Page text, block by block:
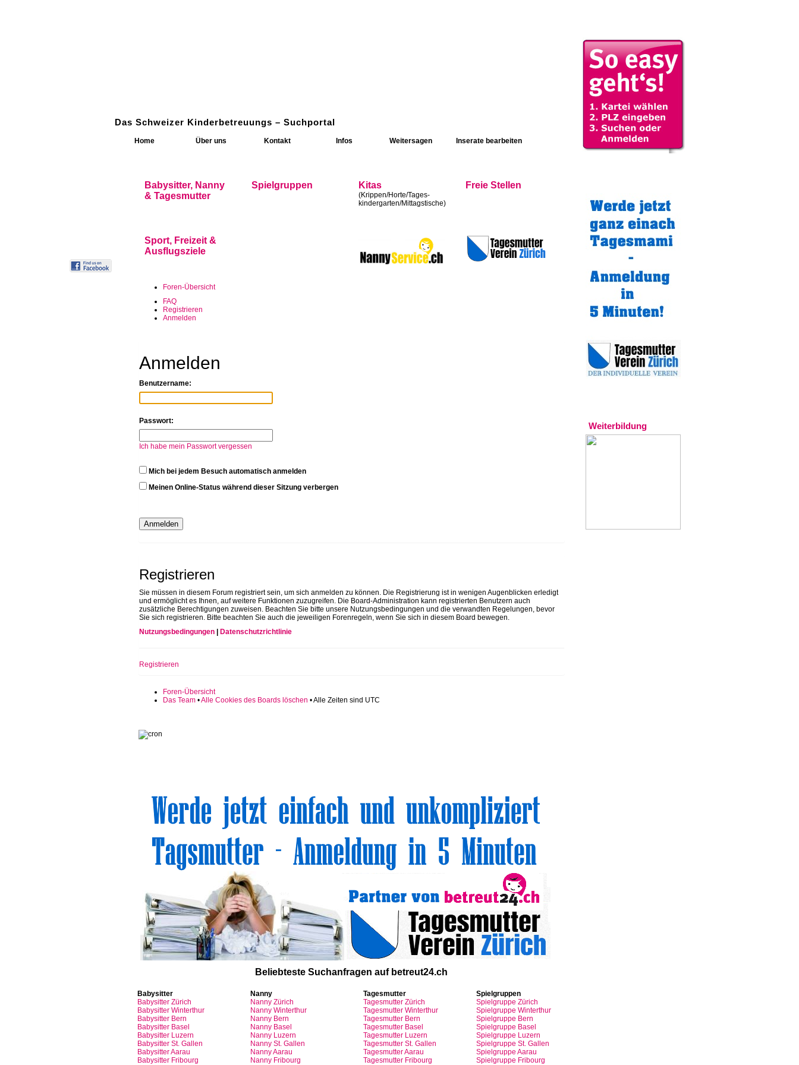
Das Schweizer Kinderbetreuungs – Suchportal
Home Über uns Kontakt Infos Weitersagen Inserate bearbeiten
Babysitter, Nanny
& Tagesmutter
Spielgruppen Kitas
(Krippen/Horte/Tages-
kindergarten/Mittagstische)
Freie Stellen
Sport, Freizeit &
Ausflugsziele
Foren-Übersicht
FAQ
Registrieren
Anmelden
Anmelden
Benutzername:
Passwort:
Ich habe mein Passwort vergessen
Mich bei jedem Besuch automatisch anmelden
Meinen Online-Status während dieser Sitzung verbergen
Registrieren
Sie müssen in diesem Forum registriert sein, um sich anmelden zu können. Die Registrierung ist in wenigen Augenblicken erledigt
und ermöglicht es Ihnen, auf weitere Funktionen zuzugreifen. Die Board-Administration kann registrierten Benutzern auch
zusätzliche Berechtigungen zuweisen. Beachten Sie bitte unsere Nutzungsbedingungen und die verwandten Regelungen, bevor
Sie sich registrieren. Bitte beachten Sie auch die jeweiligen Forenregeln, wenn Sie sich in diesem Board bewegen.
Nutzungsbedingungen| Datenschutzrichtlinie
Registrieren
Foren-Übersicht
Das Team•Alle Cookies des Boards löschen • Alle Zeiten sind UTC
Beliebteste Suchanfragen aufbetreut24.ch
Babysitter
Babysitter Zürich
Babysitter Winterthur
Babysitter Bern
Babysitter Basel
Babysitter Luzern
Babysitter St. Gallen
BabysitterAarau
Babysitter Fribourg
Nanny
Nanny Zürich
Nanny Winterthur
Nanny Bern
Nanny Basel
Nanny Luzern
Nanny St. Gallen
NannyAarau
Nanny Fribourg
Tagesmutter
Tagesmutter Zürich
TagesmutterWinterthur
TagesmutterBern
TagesmutterBasel
Tagesmutter Luzern
TagesmutterSt. Gallen
TagesmutterAarau
Tagesmutter Fribourg
Spielgruppen
Spielgruppe Zürich
Spielgruppe Winterthur
Spielgruppe Bern
Spielgruppe Basel
Spielgruppe Luzern
Spielgruppe St. Gallen
Spielgruppe Aarau
Spielgruppe Fribourg
Weiterbildung